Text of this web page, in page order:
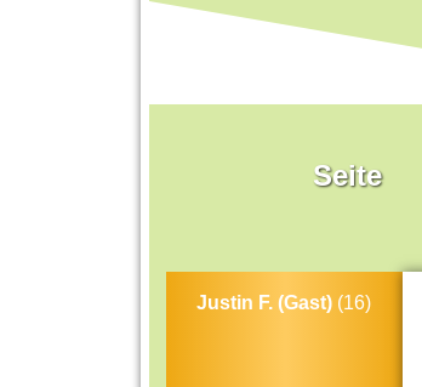
Seite
Justin F. (Gast) (16)